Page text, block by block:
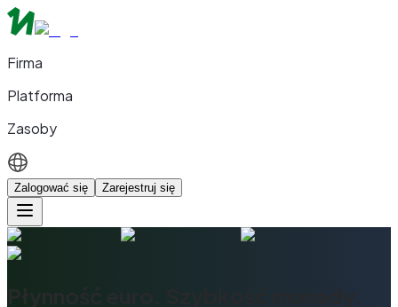
Firma
Platforma
Zasoby
Zalogować się Zarejestruj się